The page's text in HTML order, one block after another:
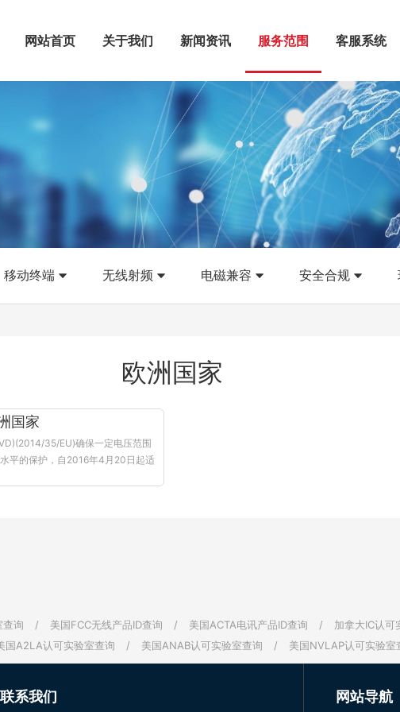
网站首页 关于我们 新闻资讯 服务范围 客服系统
移动终端 无线射频 电磁兼容 安全合规
欧洲国家
国家
35/EU)确保一定电压范围
平的保护，自2016年4月20日起适
查询 / 美国FCC无线产品ID查询 / 美国ACTA电讯产品ID查询 / 加拿大IC认可
国A2LA认可实验室查询
/ 美国ANAB认可实验室查询 / 美国NVLAP认可实验室
联系我们 网站导航